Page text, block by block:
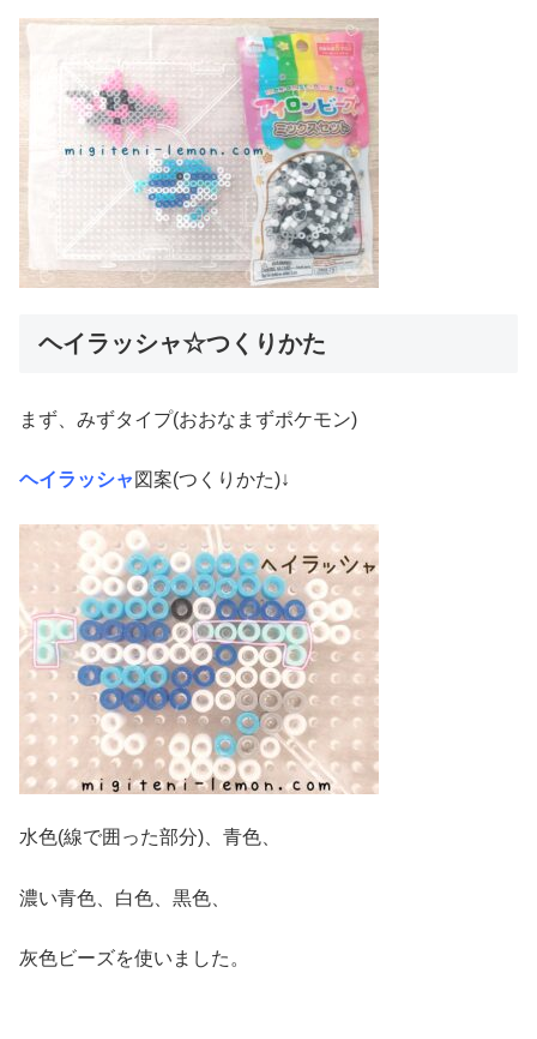
ヘイラッシャ☆つくりかた
まず、みずタイプ(おおなまずポケモン)
ヘイラッシャ 図案(つくりかた)↓
水色(線で囲った部分)、青色、
濃い青色、白色、黒色、
灰色ビーズを使いました。